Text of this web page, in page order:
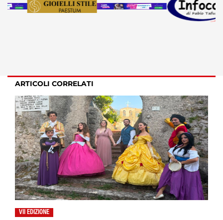
ARTICOLI CORRELATI
VII EDIZIONE